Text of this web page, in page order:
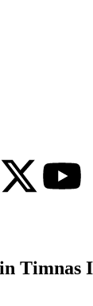
Timnas